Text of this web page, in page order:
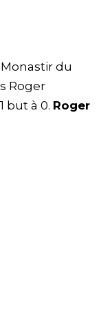
du
Roger
but à 0. Roger